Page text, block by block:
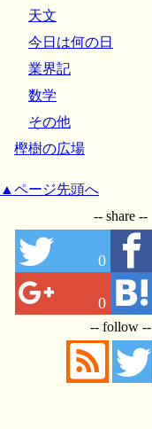
天文
今日は何の日
業界記
数学
その他
樫樹の広場
▲ページ先頭へ
-- share --
0
0
-- follow --